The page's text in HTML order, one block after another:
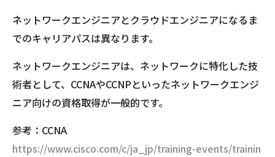
ネットワークエンジニアとクラウドエンジニアになるま
でのキャリアパスは異なります。
ネットワークエンジニアは、ネットワークに特化した技
術者として、CCNAやCCNPといったネットワークエンジ
ニア向けの資格取得が一般的です。
参考：CCNA
https://www.cisco.com/c/ja_jp/training-events/trainin